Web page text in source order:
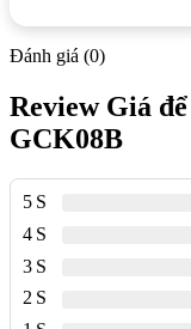
Tính năng nổi
Giá để cốc đôi
phân chia vật dụng
ngày.
Đánh giá (0)
Review Giá
GCK08B
5
4
3
2